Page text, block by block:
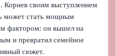
Корнев своим выступлением
может стать мощным
фактором: он вышел на
и превратил семейное
сюжет.